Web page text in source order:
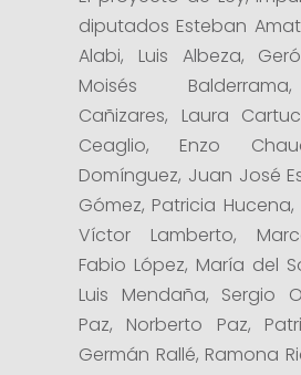
diputados Esteban Amat
Alabi, Luis Albeza,
Moisés
Cañizares, Laura
Ceaglio, Enzo
Domínguez, Juan José
Gómez, Patricia
Víctor Lamberto,
Fabio López, María del
Luis Mendaña, Sergio
Paz, Norberto Paz,
Germán Rallé, Ramona